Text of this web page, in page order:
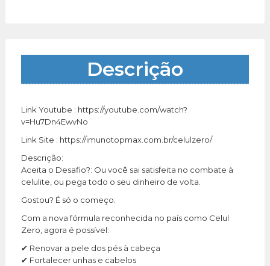
Descrição
Link Youtube : https://youtube.com/watch?
v=Hu7Dn4EwvNo
Link Site : https://imunotopmax.com.br/celulzero/
Descrição:
Aceita o Desafio?: Ou você sai satisfeita no combate à
celulite, ou pega todo o seu dinheiro de volta.
Gostou? É só o começo.
Com a nova fórmula reconhecida no país como Celul
Zero, agora é possível:
✔ Renovar a pele dos pés à cabeça
✔ Fortalecer unhas e cabelos